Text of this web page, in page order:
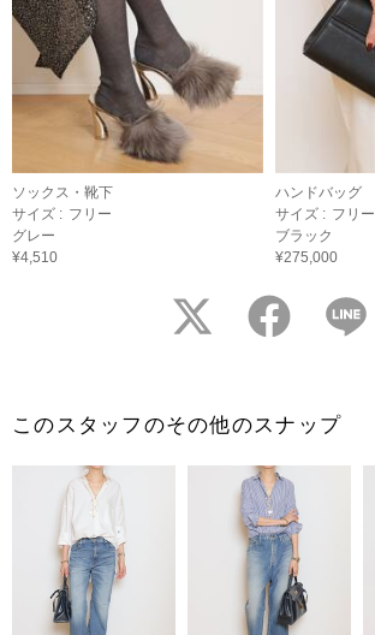
ソックス・靴下
サイズ : フリー
グレー
¥4,510
ハンドバッグ
サイズ : フリー
ブラック
¥275,000
twitter facebook
このスタッフのその他のスナップ